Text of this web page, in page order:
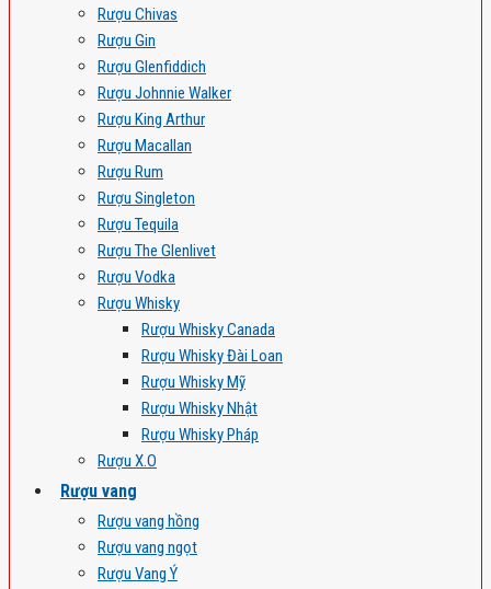
Rượu Chivas
Rượu Gin
Rượu Glenfiddich
Rượu Johnnie Walker
Rượu King Arthur
Rượu Macallan
Rượu Rum
Rượu Singleton
Rượu Tequila
Rượu The Glenlivet
Rượu Vodka
Rượu Whisky
Rượu Whisky Canada
Rượu Whisky Đài Loan
Rượu Whisky Mỹ
Rượu Whisky Nhật
Rượu Whisky Pháp
Rượu X.O
Rượu vang
Rượu vang hồng
Rượu vang ngọt
Rượu Vang Ý